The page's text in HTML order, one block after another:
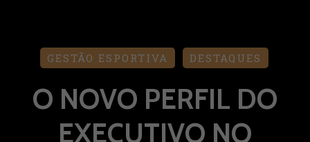
GESTÃO ESPORTIVA DESTAQUES
O NOVO PERFIL DO
EXECUTIVO NO